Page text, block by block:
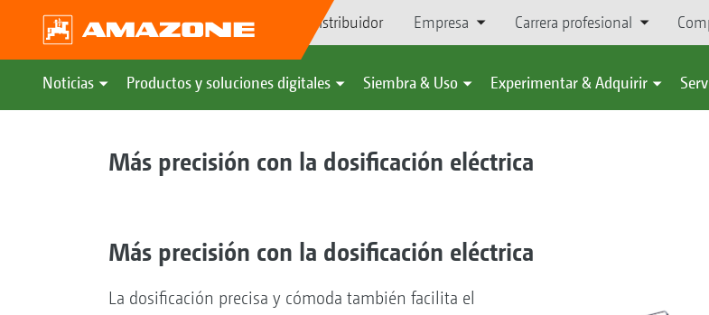
Búsqueda de distribuidor Empresa Carrera profesional
Noticias Productos y soluciones digitales Siembra & Uso Experimentar & Adquirir
Más precisión con la dosificación eléctrica
Más precisión con la dosificación eléctrica
La dosificación precisa y cómoda también facilita el